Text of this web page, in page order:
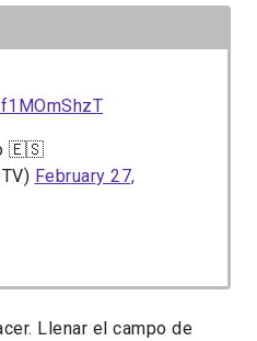
🇪🇸
February 27,
Llenar el campo de